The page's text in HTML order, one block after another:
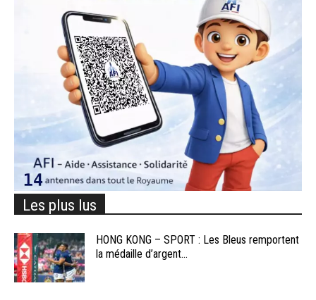
Les plus lus
HONG KONG – SPORT : Les Bleus remportent
la médaille d’argent...